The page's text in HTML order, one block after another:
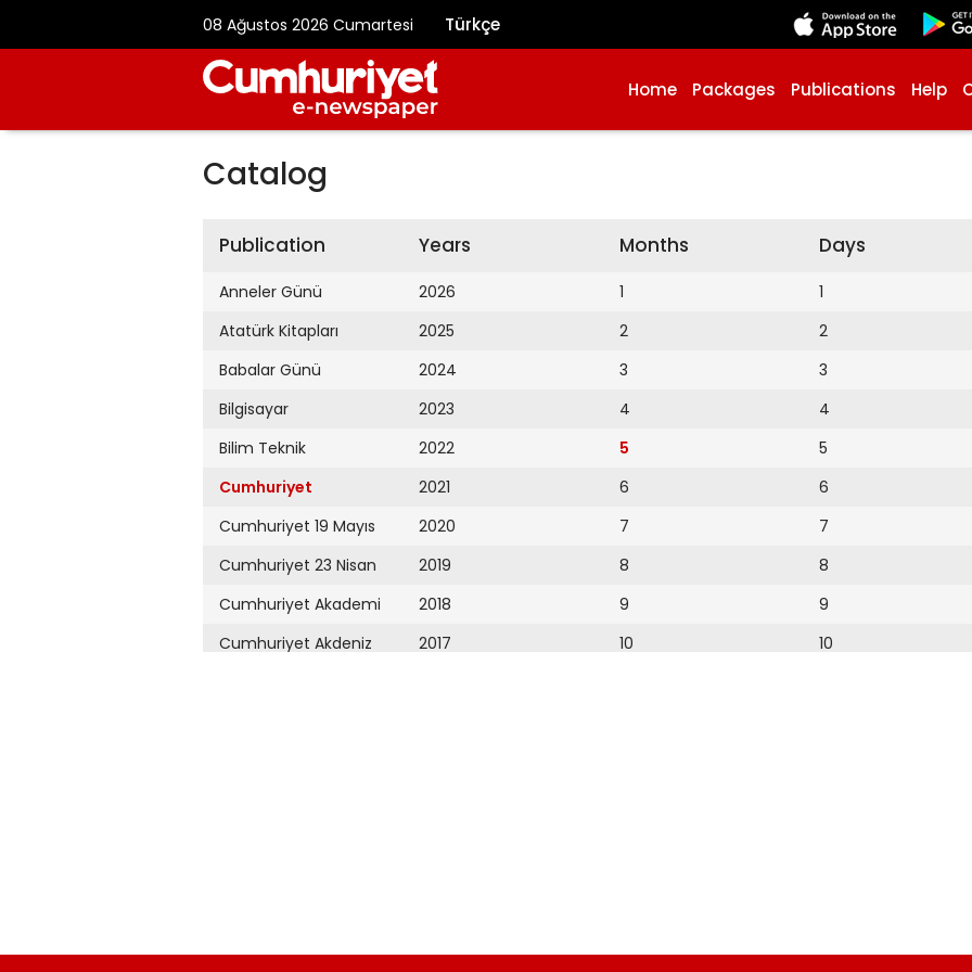
08 Ağustos 2026 Cumartesi Türkçe
Home Packages Publications Help
Catalog
Publication
Anneler Günü
Atatürk Kitapları
Babalar Günü
Bilgisayar
Bilim Teknik
Cumhuriyet
Cumhuriyet 19 Mayıs
Cumhuriyet 23 Nisan
Cumhuriyet Akademi
Cumhuriyet Akdeniz
Cumhuriyet Çevre
Years
2026
2025
2024
2023
2022
2021
2020
2019
2018
2017
2009
Months
1
2
3
4
5
6
7
8
9
10
Days
1
2
3
4
5
6
7
8
9
10
18